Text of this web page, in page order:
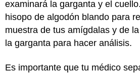
examinará la garganta y el
hisopo de algodón blando para
muestra de tus amígdalas y de
la garganta para hacer análisis.
Es importante que tu médico